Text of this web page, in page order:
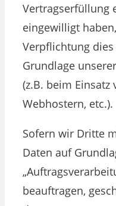
Vertragserfüllung
eingewilligt
Verpflichtung
Grundlage
(z.B. beim Einsatz
Webhostern, etc.).
Sofern wir Dritte
Daten auf
beauftragen,